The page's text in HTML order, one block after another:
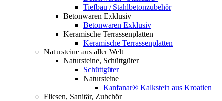
Tiefbau / Stahlbetonzubehör
Betonwaren Exklusiv
Betonwaren Exklusiv
Keramische Terrassenplatten
Keramische Terrassenplatten
Natursteine aus aller Welt
Natursteine, Schüttgüter
Schüttgüter
Natursteine
Kanfanar® Kalkstein aus Kroatien
Fliesen, Sanitär, Zubehör